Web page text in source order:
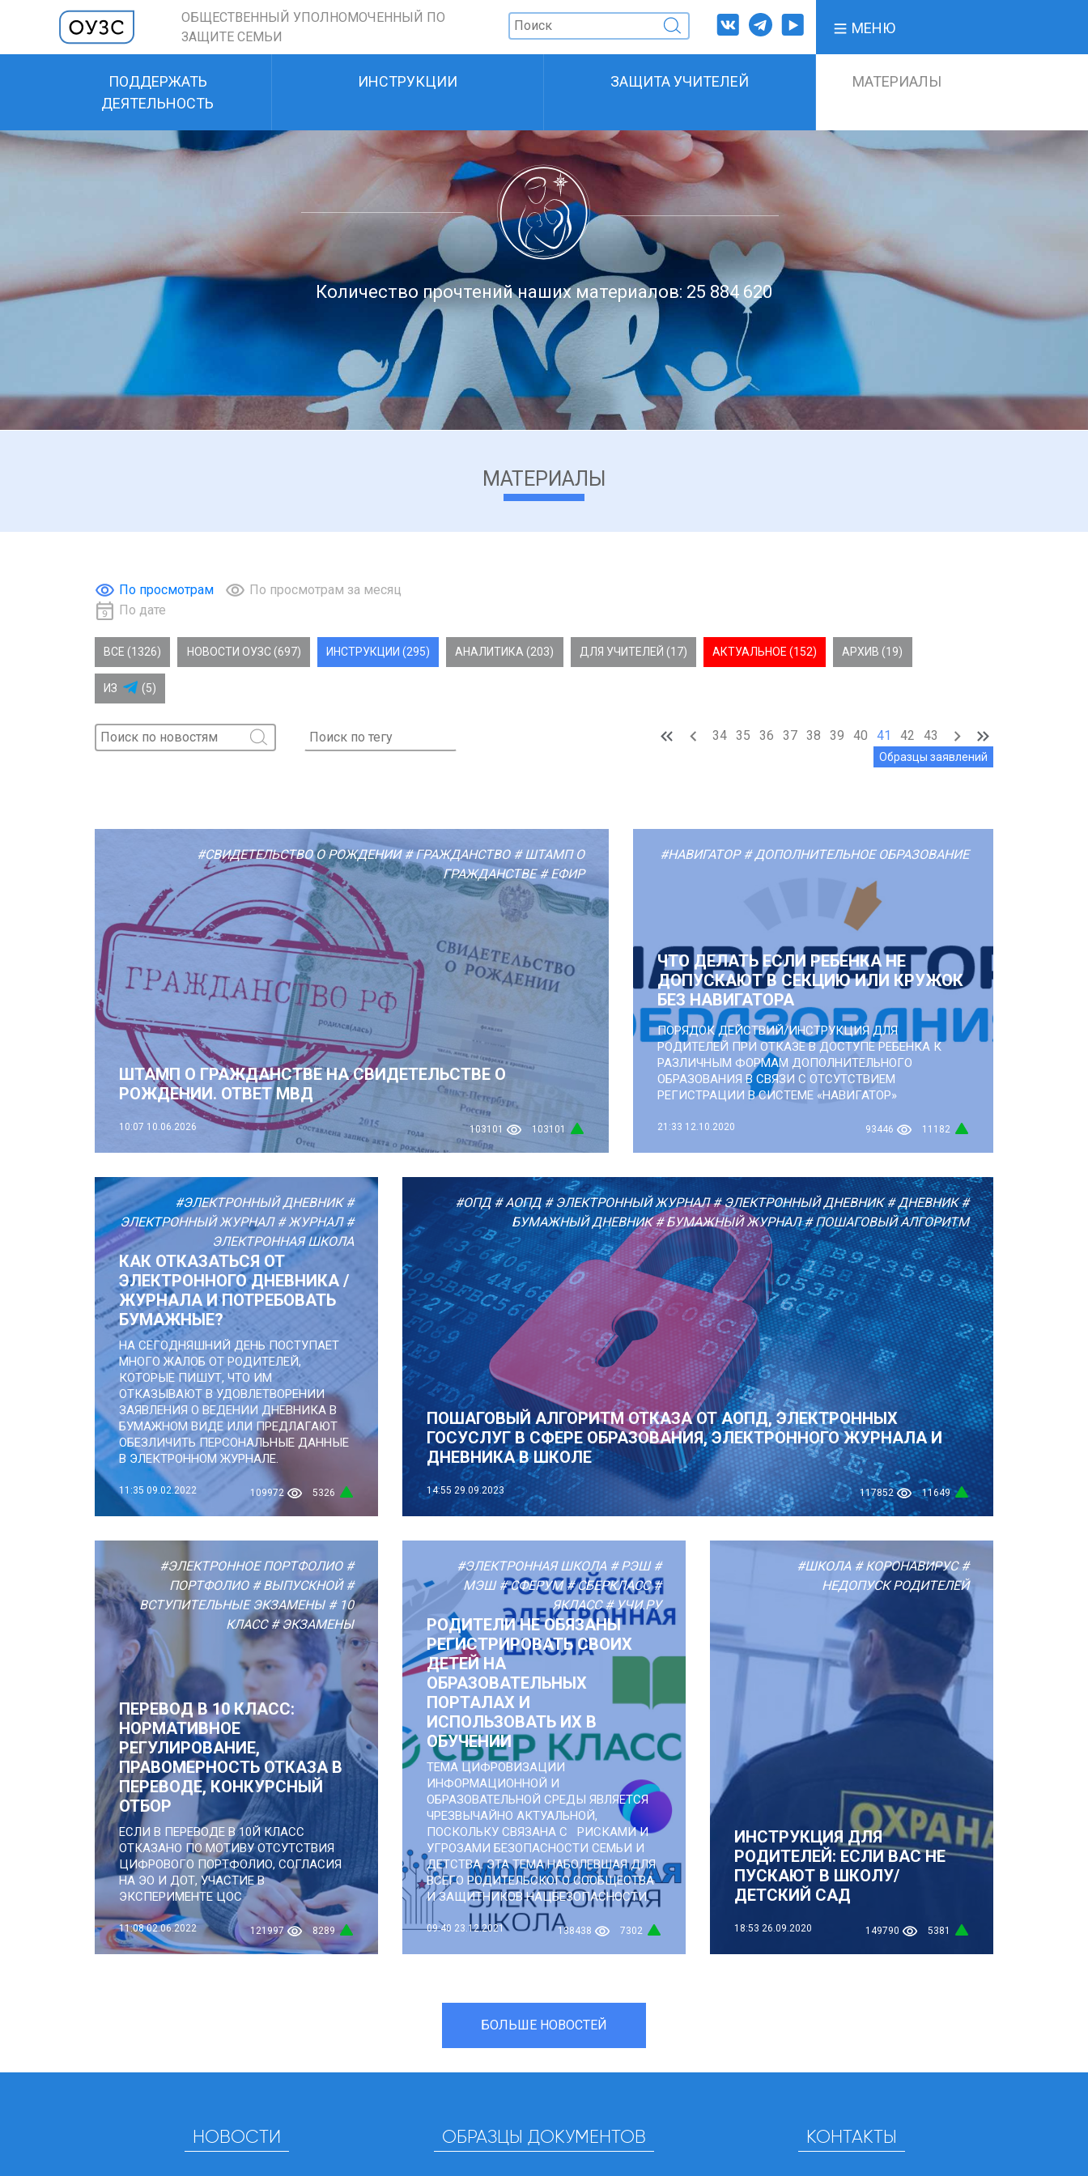
ОБЩЕСТВЕННЫЙ УПОЛНОМОЧЕННЫЙ ПО
ЗАЩИТЕ СЕМЬИ
МЕНЮ
ПОДДЕРЖАТЬ
ДЕЯТЕЛЬНОСТЬ
ИНСТРУКЦИИ ЗАЩИТА УЧИТЕЛЕЙ МАТЕРИАЛЫ
Количество прочтений наших материалов: 25 884 620
МАТЕРИАЛЫ
По просмотрам
По просмотрам за месяц
По дате
ВСЕ (1326) НОВОСТИ ОУЗС (697) ИНСТРУКЦИИ (295) АНАЛИТИКА (203) ДЛЯ УЧИТЕЛЕЙ (17) АКТУАЛЬНОЕ (152) АРХИВ (19)
ИЗ (5)
34 35 36 37 38 39 40 41 42 43
Образцы заявлений
#СВИДЕТЕЛЬСТВО О РОЖДЕНИИ # ГРАЖДАНСТВО # ШТАМП О
ГРАЖДАНСТВЕ # ЕФИР
ШТАМП О ГРАЖДАНСТВЕ НА СВИДЕТЕЛЬСТВЕ О
РОЖДЕНИИ. ОТВЕТ МВД
10:07 10.06.2026 103101 103101
#НАВИГАТОР # ДОПОЛНИТЕЛЬНОЕ ОБРАЗОВАНИЕ
ЧТО ДЕЛАТЬ ЕСЛИ РЕБЕНКА НЕ
ДОПУСКАЮТ В СЕКЦИЮ ИЛИ КРУЖОК
БЕЗ НАВИГАТОРА
ПОРЯДОК ДЕЙСТВИЙ/ИНСТРУКЦИЯ ДЛЯ
РОДИТЕЛЕЙ ПРИ ОТКАЗЕ В ДОСТУПЕ РЕБЕНКА К
РАЗЛИЧНЫМ ФОРМАМ ДОПОЛНИТЕЛЬНОГО
ОБРАЗОВАНИЯ В СВЯЗИ С ОТСУТСТВИЕМ
РЕГИСТРАЦИИ В СИСТЕМЕ «НАВИГАТОР»
21:33 12.10.2020 93446 11182
#ЭЛЕКТРОННЫЙ ДНЕВНИК #
ЭЛЕКТРОННЫЙ ЖУРНАЛ # ЖУРНАЛ #
ЭЛЕКТРОННАЯ ШКОЛА
КАК ОТКАЗАТЬСЯ ОТ
ЭЛЕКТРОННОГО ДНЕВНИКА /
ЖУРНАЛА И ПОТРЕБОВАТЬ
БУМАЖНЫЕ?
НА СЕГОДНЯШНИЙ ДЕНЬ ПОСТУПАЕТ
МНОГО ЖАЛОБ ОТ РОДИТЕЛЕЙ,
КОТОРЫЕ ПИШУТ, ЧТО ИМ
ОТКАЗЫВАЮТ В УДОВЛЕТВОРЕНИИ
ЗАЯВЛЕНИЯ О ВЕДЕНИИ ДНЕВНИКА В
БУМАЖНОМ ВИДЕ ИЛИ ПРЕДЛАГАЮТ
ОБЕЗЛИЧИТЬ ПЕРСОНАЛЬНЫЕ ДАННЫЕ
В ЭЛЕКТРОННОМ ЖУРНАЛЕ.
11:35 09.02.2022 109972 5326
#ОПД # АОПД # ЭЛЕКТРОННЫЙ ЖУРНАЛ # ЭЛЕКТРОННЫЙ ДНЕВНИК # ДНЕВНИК #
БУМАЖНЫЙ ДНЕВНИК # БУМАЖНЫЙ ЖУРНАЛ # ПОШАГОВЫЙ АЛГОРИТМ
ПОШАГОВЫЙ АЛГОРИТМ ОТКАЗА ОТ АОПД, ЭЛЕКТРОННЫХ
ГОСУСЛУГ В СФЕРЕ ОБРАЗОВАНИЯ, ЭЛЕКТРОННОГО ЖУРНАЛА И
ДНЕВНИКА В ШКОЛЕ
14:55 29.09.2023 117852 11649
#ЭЛЕКТРОННОЕ ПОРТФОЛИО #
ПОРТФОЛИО # ВЫПУСКНОЙ #
ВСТУПИТЕЛЬНЫЕ ЭКЗАМЕНЫ # 10
КЛАСС # ЭКЗАМЕНЫ
ПЕРЕВОД В 10 КЛАСС:
НОРМАТИВНОЕ
РЕГУЛИРОВАНИЕ,
ПРАВОМЕРНОСТЬ ОТКАЗА В
ПЕРЕВОДЕ, КОНКУРСНЫЙ
ОТБОР
ЕСЛИ В ПЕРЕВОДЕ В 10Й КЛАСС
ОТКАЗАНО ПО МОТИВУ ОТСУТСТВИЯ
ЦИФРОВОГО ПОРТФОЛИО, СОГЛАСИЯ
НА ЭО И ДОТ, УЧАСТИЕ В
ЭКСПЕРИМЕНТЕ ЦОС
11:08 02.06.2022 121997 8289
#ЭЛЕКТРОННАЯ ШКОЛА # РЭШ #
МЭШ # СФЕРУМ # СБЕРКЛАСС #
ЯКЛАСС # УЧИ.РУ
РОДИТЕЛИ НЕ ОБЯЗАНЫ
РЕГИСТРИРОВАТЬ СВОИХ
ДЕТЕЙ НА
ОБРАЗОВАТЕЛЬНЫХ
ПОРТАЛАХ И
ИСПОЛЬЗОВАТЬ ИХ В
ОБУЧЕНИИ
ТЕМА ЦИФРОВИЗАЦИИ
ИНФОРМАЦИОННОЙ И
ОБРАЗОВАТЕЛЬНОЙ СРЕДЫ ЯВЛЯЕТСЯ
ЧРЕЗВЫЧАЙНО АКТУАЛЬНОЙ,
ПОСКОЛЬКУ СВЯЗАНА С РИСКАМИ И
УГРОЗАМИ БЕЗОПАСНОСТИ СЕМЬИ И
ДЕТСТВА. ЭТА ТЕМА НАБОЛЕВШАЯ ДЛЯ
ВСЕГО РОДИТЕЛЬСКОГО СООБЩЕСТВА
И ЗАЩИТНИКОВ НАЦБЕЗОПАСНОСТИ.
09:40 23.12.2021 138438 7302
#ШКОЛА # КОРОНАВИРУС #
НЕДОПУСК РОДИТЕЛЕЙ
ИНСТРУКЦИЯ ДЛЯ
РОДИТЕЛЕЙ: ЕСЛИ ВАС НЕ
ПУСКАЮТ В ШКОЛУ/
ДЕТСКИЙ САД
18:53 26.09.2020 149790 5381
БОЛЬШЕ НОВОСТЕЙ
НОВОСТИ ОБРАЗЦЫ ДОКУМЕНТОВ КОНТАКТЫ